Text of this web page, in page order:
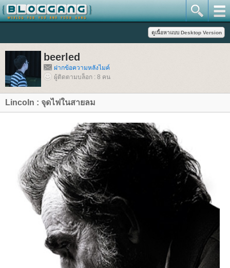
beerled
ฝากข้อความหลังไมค์
ผู้ติดตามบล็อก : 8 คน
Lincoln : จุดไฟในสายลม